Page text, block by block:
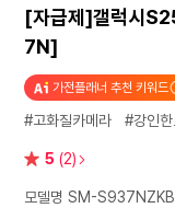
[자급제]갤럭시
7N]
가전플래너 추천 키워드
#고화질카메라 #강인
별 5 (2)
모델명 SM-